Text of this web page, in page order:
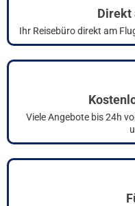
Direkt
Ihr Reisebüro direkt am
Viele Angebote bis 24h